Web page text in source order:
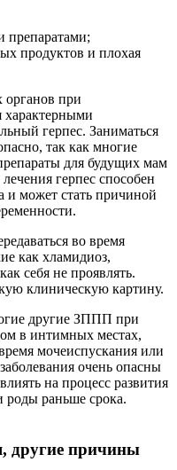
препаратами;
продуктов и плохая
органов при
герпес. Заниматься
так как многие
для будущих мам
герпес способен
и может стать причиной
во время
как хламидиоз,
себя не проявлять.
клиническую картину.
другие ЗППП при
в интимных местах,
мочеиспускания или
очень опасны
на процесс развития
раньше срока.
другие причины